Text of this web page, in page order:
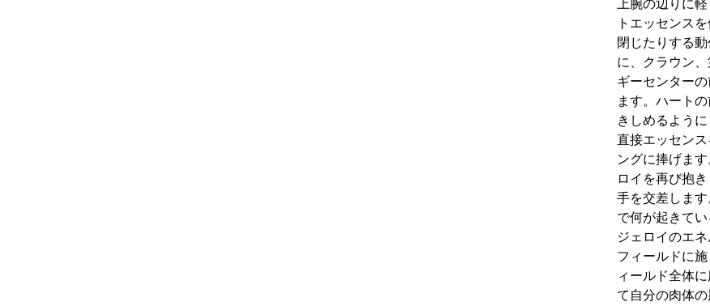
上腕の辺りに
トエッセンス
閉じたりする
に、クラウン
ギーセンター
ます。ハート
きしめるよう
直接エッセン
ングに捧げま
ロイを再び抱
手を交差しま
で何が起きて
ジェロイのエ
フィールドに
ィールド全体
て自分の肉体